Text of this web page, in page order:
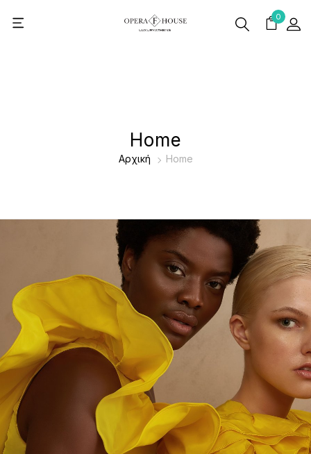
0
Home
Αρχική Home